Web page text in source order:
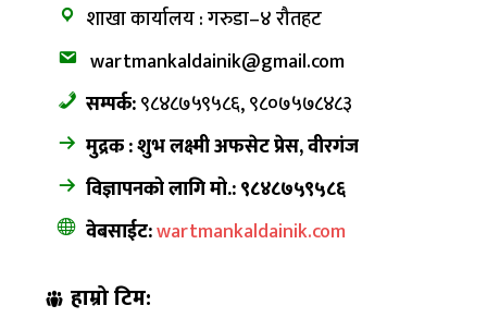
शाखा कार्यालय : गरुडा–४ रौतहट
wartmankaldainik@gmail.com
सम्पर्क:९८४८७५९५८६, ९८०७५७८४८३
मुद्रक : शुभ लक्ष्मी अफसेट प्रेस, वीरगंज
विज्ञापनको लागि मो.: ९८४८७५९५८६
वेबसाईट:wartmankaldainik.com
हाम्रो टिम: